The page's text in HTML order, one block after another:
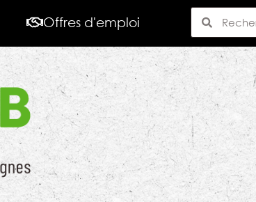
Offres d'emploi